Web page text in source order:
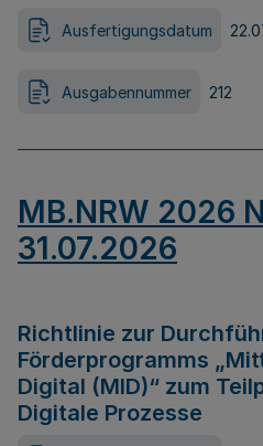
Ausfertigungsdatum
Ausgabennummer 212
MB.NRW 2026
31.07.2026
Richtlinie zur
Förderprogramms
Digital (MID)“ zum
Digitale Prozesse